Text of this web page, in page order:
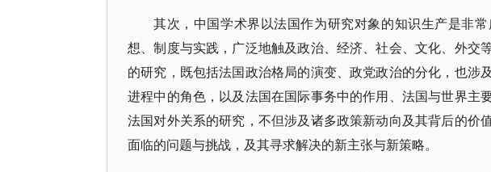
其次，中国学术界以法国作为研究对象的知识生产是非
想、制度与实践，广泛地触及政治、经济、社会、文化、外交
的研究，既包括法国政治格局的演变、政党政治的分化，也涉
进程中的角色，以及法国在国际事务中的作用、法国与世界主
法国对外关系的研究，不但涉及诸多政策新动向及其背后的价
面临的问题与挑战，及其寻求解决的新主张与新策略。